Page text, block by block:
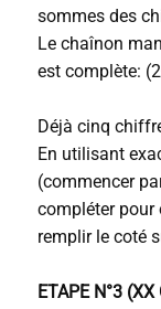
sommes des
Le chaînon
est complète:
Déjà cinq
En utilisant
(commencer
compléter pour
remplir le coté
ETAPE N°3